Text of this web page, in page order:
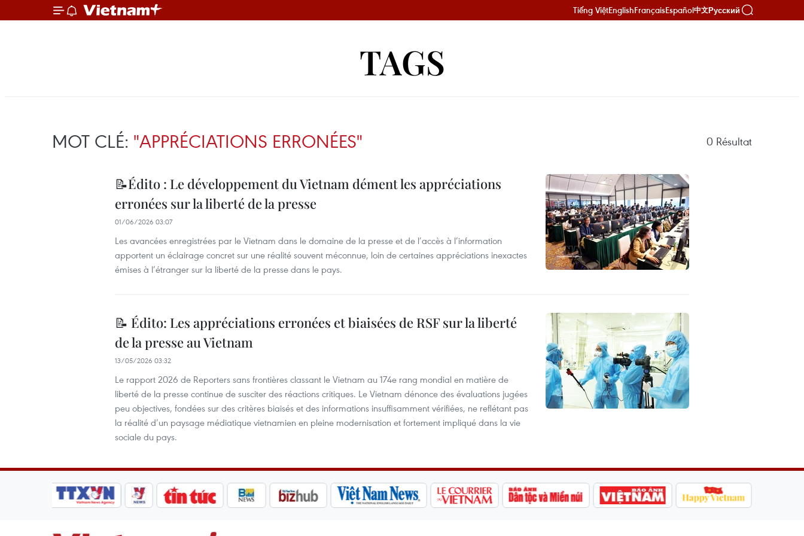
Tiếng ViệtEnglishFrançaisEspañol中文Русский
TAGS
MOT CLÉ: "APPRÉCIATIONS ERRONÉES" 0 Résultat
📝Édito : Le développement du Vietnam dément les appréciations
erronées sur la liberté de la presse
01/06/2026 03:07
Les avancées enregistrées par le Vietnam dans le domaine de la presse et de l’accès à l’information
apportent un éclairage concret sur une réalité souvent méconnue, loin de certaines appréciations inexactes
émises à l’étranger sur la liberté de la presse dans le pays.
📝 Édito: Les appréciations erronées et biaisées de RSF sur la liberté
de la presse au Vietnam
13/05/2026 03:32
Le rapport 2026 de Reporters sans frontières classant le Vietnam au 174e rang mondial en matière de
liberté de la presse continue de susciter des réactions critiques. Le Vietnam dénonce des évaluations jugées
peu objectives, fondées sur des critères biaisés et des informations insuffisamment vérifiées, ne reflétant pas
la réalité d’un paysage médiatique vietnamien en pleine modernisation et fortement impliqué dans la vie
sociale du pays.